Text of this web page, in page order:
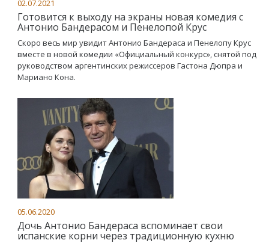
02.07.2021
Готовится к выходу на экраны новая комедия с
Антонио Бандерасом и Пенелопой Крус
Скоро весь мир увидит Антонио Бандераса и Пенелопу Крус
вместе в новой комедии «Официальный конкурс», снятой под
руководством аргентинских режиссеров Гастона Дюпра и
Мариано Кона.
05.06.2020
Дочь Антонио Бандераса вспоминает свои
испанские корни через традиционную кухню